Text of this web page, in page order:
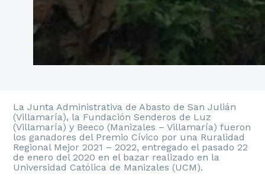
La Junta Administrativa de Abasto de San Julián
(Villamaría), la Fundación Senderos de Luz
(Villamaría) y Beeco (Manizales – Villamaría) fueron
los ganadores del Premio Cívico por una Ruralidad
Regional Mejor 2021 – 2022, entregado el pasado 22
de enero del 2020 en el bazar realizado en la
Universidad Católica de Manizales (UCM).